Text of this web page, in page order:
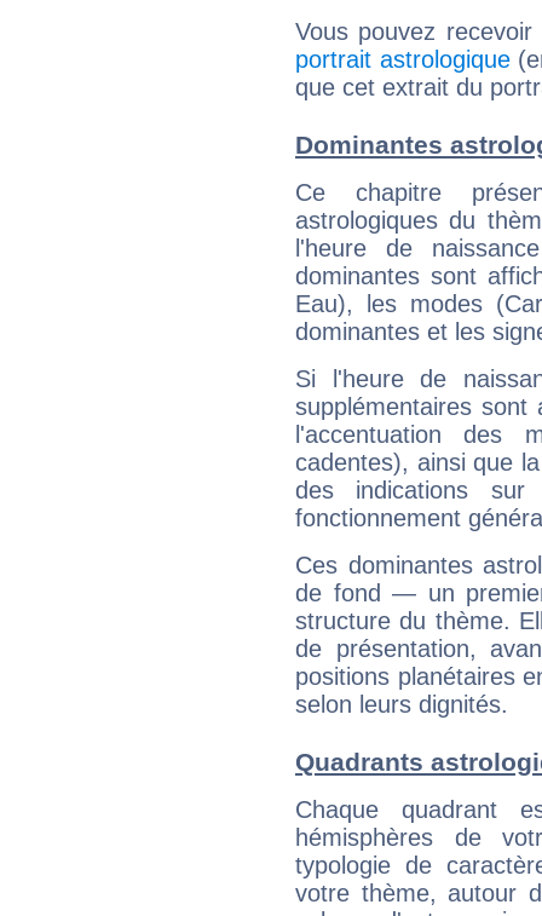
Vous pouvez
portrait astrologique
que cet extrait du
Dominantes
Ce chapitre
astrologiques du
l'heure de
dominantes sont
Eau), les modes
dominantes et les
Si l'heure de
supplémentaires sont
l'accentuation des
cadentes), ainsi que
des indications sur
fonctionnement
Ces dominantes
de fond — un
structure du thème.
de présentation,
positions planétaires
selon leurs dignités.
Quadrants
Chaque quadrant
hémisphères de
typologie de
votre thème, autour